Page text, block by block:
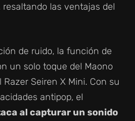
resaltando las ventajas del
de ruido, la función de
un solo toque del Maono
Seiren X Mini. Con su
antipop, el
al capturar un sonido